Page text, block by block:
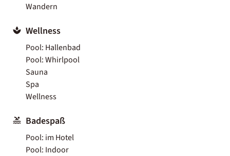
Wandern
Wellness
Pool: Hallenbad
Pool: Whirlpool
Sauna
Spa
Wellness
Badespaß
Pool: im Hotel
Pool: Indoor